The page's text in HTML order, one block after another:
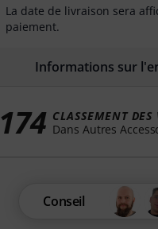
La date de livraison sera
paiement.
Informations sur
174 CLASSEMENT DES
Conseil